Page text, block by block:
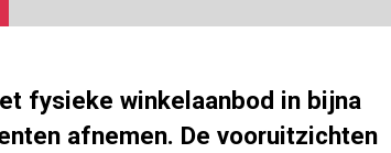
fysieke winkelaanbod in bijna
afnemen. De vooruitzichten